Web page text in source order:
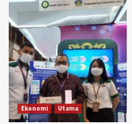
Ekonomi Utama